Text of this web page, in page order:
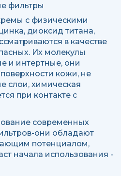
фильтры
с физическими
диоксид титана,
в качестве
Их молекулы
и интертные, они
кожи, не
слои, химическая
при контакте с
современных
они обладают
потенциалом,
начала использования -